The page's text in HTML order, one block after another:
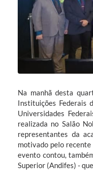
Na manhã desta
Instituições Federais
Universidades
realizada no Salão
representantes da
motivado pelo recente
evento contou,
Superior (Andifes) -